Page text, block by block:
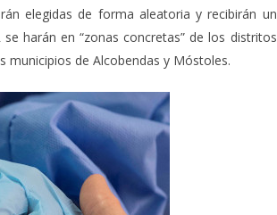
elegidas de forma aleatoria y recibirán un
harán en “zonas concretas” de los distritos
municipios de Alcobendas y Móstoles.